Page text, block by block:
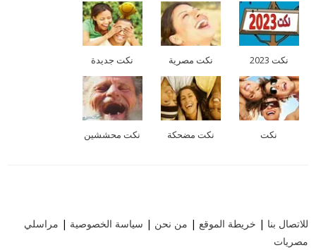
نكت 2023 نكت مصرية نكت جديدة
نكت نكت مضحكة نكت محششين
للاتصال بنا | خريطة الموقع | من نحن | سياسة الخصوصية | مراسلي
مصريات